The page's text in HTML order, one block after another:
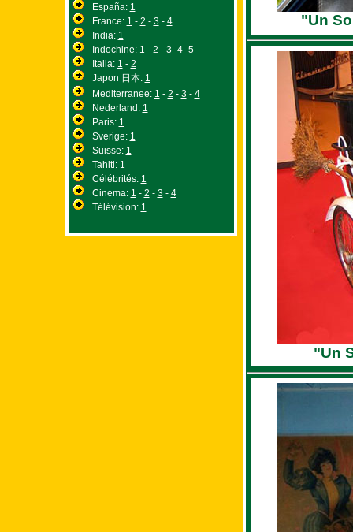
España: 1
France: 1 - 2 - 3- 4
India: 1
Indochine: 1 - 2 - 3- 4- 5
Italia: 1 - 2
Japon 日本: 1
Mediterranee: 1 - 2 - 3- 4
Nederland: 1
Paris: 1
Sverige: 1
Suisse: 1
Tahiti: 1
Célébrités: 1
Cinema: 1 - 2 - 3- 4
Télévision: 1
"Un
"Un